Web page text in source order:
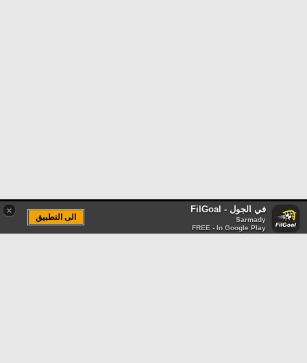
× في الجول - FilGoal
Sarmady
FREE - In Google Play
الى التطبيق